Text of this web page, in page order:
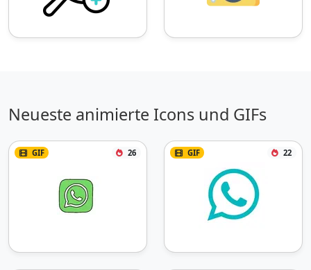
Neueste animierte Icons und GIFs
GIF 26 GIF 22